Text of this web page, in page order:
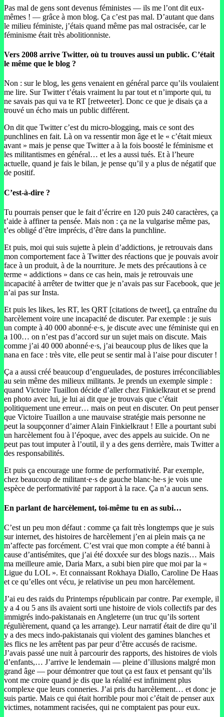
Pas mal de gens sont devenus féministes — ils me l’ont dit eux-
mêmes ! — grâce à mon blog. Ça c’est pas mal. D’autant que dans
le milieu féministe, j’étais quand même pas mal ostracisée, car le
féminisme était très abolitionniste.
Vers 2008 arrive Twitter, où tu trouves aussi un public. C’était
le même que le blog ?
Non : sur le blog, les gens venaient en général parce qu’ils voulaient
me lire. Sur Twitter t’étais vraiment lu par tout et n’importe qui, tu
ne savais pas qui va te RT [retweeter]. Donc ce que je disais ça a
trouvé un écho mais un public différent.
On dit que Twitter c’est du micro-blogging, mais ce sont des
punchlines en fait. Là on va ressentir mon âge et le « c’était mieux
avant » mais je pense que Twitter a à la fois boosté le féminisme et
les militantismes en général… et les a aussi tués. Et à l’heure
actuelle, quand je fais le bilan, je pense qu’il y a plus de négatif que
de positif.
C’est-à-dire ?
Tu pourrais penser que le fait d’écrire en 120 puis 240 caractères, ça
t’aide à affiner ta pensée. Mais non : ça ne la vulgarise même pas,
t’es obligé d’être imprécis, d’être dans la punchline.
Et puis, moi qui suis sujette à plein d’addictions, je retrouvais dans
mon comportement face à Twitter des réactions que je pouvais avoir
face à un produit, à de la nourriture. Je mets des précautions à ce
terme « addictions » dans ce cas hein, mais je retrouvais une
incapacité à arrêter de twitter que je n’avais pas sur Facebook, que je
n’ai pas sur Insta.
Et puis les likes, les RT, les QRT [citations de tweet], ça entraîne du
harcèlement voire une incapacité de discuter. Par exemple : je suis
un compte à 40 000 abonné·e·s, je discute avec une féministe qui en
a 100… on n’est pas d’accord sur un sujet mais on discute. Mais
comme j’ai 40 000 abonné·e·s, j’ai beaucoup plus de likes que la
nana en face : très vite, elle peut se sentir mal à l’aise pour discuter !
Ça a aussi créé beaucoup d’engueulades, de postures irréconciliables
au sein même des milieux militants. Je prends un exemple simple :
quand Victoire Tuaillon décide d’aller chez Finkielkraut et se prend
en photo avec lui, je lui ai dit que je trouvais que c’était
politiquement une erreur… mais on peut en discuter. On peut penser
que Victoire Tuaillon a une mauvaise stratégie mais personne ne
peut la soupçonner d’aimer Alain Finkielkraut ! Elle a pourtant subi
un harcèlement fou à l’époque, avec des appels au suicide. On ne
peut pas tout imputer à l’outil, il y a des gens derrière, mais Twitter a
des responsabilités.
Et puis ça encourage une forme de performativité. Par exemple,
chez beaucoup de militant·e·s de gauche blanc·he·s je vois une
espèce de performativité par rapport à la race. Ça n’a aucun sens.
En parlant de harcèlement, toi-même tu en as subi…
C’est un peu mon défaut : comme ça fait très longtemps que je suis
sur internet, des histoires de harcèlement j’en ai plein mais ça ne
m’affecte pas forcément. C’est vrai que mon compte a été banni à
cause d’antisémites, que j’ai été doxxée sur des blogs nazis… Mais
ma meilleure amie, Daria Marx, a subi bien pire que moi par la «
Ligue du LOL ». Et connaissant Rokhaya Diallo, Caroline De Haas
et ce qu’elles ont vécu, je relativise un peu mon harcèlement.
J’ai eu des raids du Printemps républicain par contre. Par exemple, il
y a 4 ou 5 ans ils avaient sorti une histoire de viols collectifs par des
immigrés indo-pakistanais en Angleterre (un truc qu’ils sortent
régulièrement, quand ça les arrange). Leur narratif était de dire qu’il
y a des mecs indo-pakistanais qui violent des gamines blanches et
les flics ne les arrêtent pas par peur d’être accusés de racisme.
J’avais passé une nuit à parcourir des rapports, des histoires de viols
d’enfants,… J’arrive le lendemain — pleine d’illusions malgré mon
grand âge — pour démontrer que tout ça est faux et pensant qu’ils
vont me croire quand je dis que la réalité est infiniment plus
complexe que leurs conneries. J’ai pris du harcèlement… et donc je
suis partie. Mais ce qui était horrible pour moi c’était de penser aux
victimes, notamment racisées, qui ne comptaient pas pour eux.